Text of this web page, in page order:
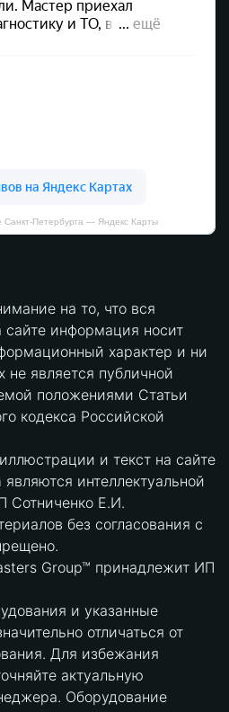
Санкт‑Петербурга — Яндекс Карты
на то, что вся
сайте информация носит
характер и ни
не является публичной
положениями Статьи
кодекса Российской
и текст на сайте
интеллектуальной
Сотниченко Е.И.
без согласования с
Group™ принадлежит ИП
и указанные
отличаться от
Для избежания
актуальную
Оборудование